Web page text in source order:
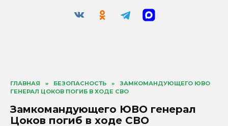
ГЛАВНАЯ » БЕЗОПАСНОСТЬ »
ЗАМКОМАНДУЮЩЕГО ЮВО
ГЕНЕРАЛ ЦОКОВ ПОГИБ В ХОДЕ СВО
Замкомандующего ЮВО генерал
Цоков погиб в ходе СВО